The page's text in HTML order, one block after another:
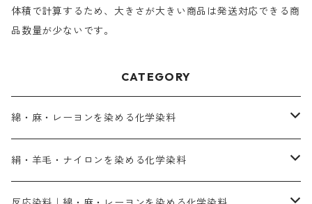
体積で計算するため、大きさが大きい商品は発送対応できる商
品数量が少ないです。
CATEGORY
綿・麻・レーヨンを染める化学染料
直接染料－染色手順が簡単
人気のおすすめ直接染料
絹・羊毛・ナイロンを染める化学染料